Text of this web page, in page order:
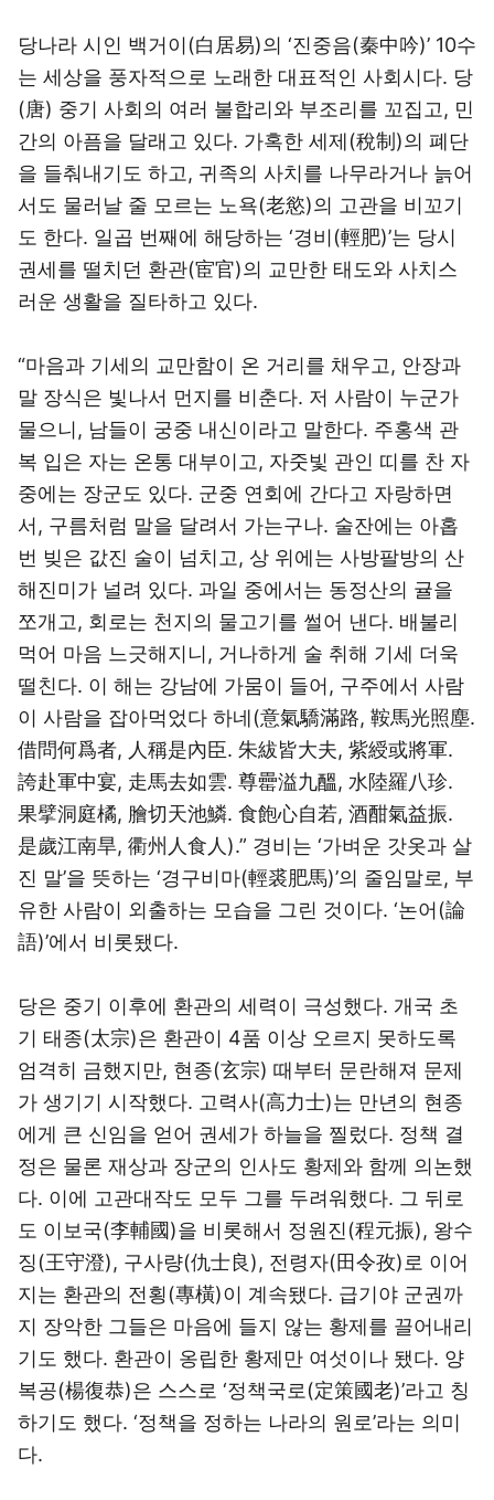
당나라 시인 백거이(白居易)의 ‘진중음(秦中吟)’ 10수
는 세상을 풍자적으로 노래한 대표적인 사회시다. 당
(唐) 중기 사회의 여러 불합리와 부조리를 꼬집고, 민
간의 아픔을 달래고 있다. 가혹한 세제(稅制)의 폐단
을 들춰내기도 하고, 귀족의 사치를 나무라거나 늙어
서도 물러날 줄 모르는 노욕(老慾)의 고관을 비꼬기
도 한다. 일곱 번째에 해당하는 ‘경비(輕肥)’는 당시
권세를 떨치던 환관(宦官)의 교만한 태도와 사치스
러운 생활을 질타하고 있다.
“마음과 기세의 교만함이 온 거리를 채우고, 안장과
말 장식은 빛나서 먼지를 비춘다. 저 사람이 누군가
물으니, 남들이 궁중 내신이라고 말한다. 주홍색 관
복 입은 자는 온통 대부이고, 자줏빛 관인 띠를 찬 자
중에는 장군도 있다. 군중 연회에 간다고 자랑하면
서, 구름처럼 말을 달려서 가는구나. 술잔에는 아홉
번 빚은 값진 술이 넘치고, 상 위에는 사방팔방의 산
해진미가 널려 있다. 과일 중에서는 동정산의 귤을
쪼개고, 회로는 천지의 물고기를 썰어 낸다. 배불리
먹어 마음 느긋해지니, 거나하게 술 취해 기세 더욱
떨친다. 이 해는 강남에 가뭄이 들어, 구주에서 사람
이 사람을 잡아먹었다 하네(意氣驕滿路, 鞍馬光照塵.
借問何爲者, 人稱是內臣. 朱紱皆大夫, 紫綬或將軍.
誇赴軍中宴, 走馬去如雲. 尊罍溢九醞, 水陸羅八珍.
果擘洞庭橘, 膾切天池鱗. 食飽心自若, 酒酣氣益振.
是歲江南旱, 衢州人食人).” 경비는 ‘가벼운 갓옷과 살
진 말’을 뜻하는 ‘경구비마(輕裘肥馬)’의 줄임말로, 부
유한 사람이 외출하는 모습을 그린 것이다. ‘논어(論
語)’에서 비롯됐다.
당은 중기 이후에 환관의 세력이 극성했다. 개국 초
기 태종(太宗)은 환관이 4품 이상 오르지 못하도록
엄격히 금했지만, 현종(玄宗) 때부터 문란해져 문제
가 생기기 시작했다. 고력사(高力士)는 만년의 현종
에게 큰 신임을 얻어 권세가 하늘을 찔렀다. 정책 결
정은 물론 재상과 장군의 인사도 황제와 함께 의논했
다. 이에 고관대작도 모두 그를 두려워했다. 그 뒤로
도 이보국(李輔國)을 비롯해서 정원진(程元振), 왕수
징(王守澄), 구사량(仇士良), 전령자(田令孜)로 이어
지는 환관의 전횡(專橫)이 계속됐다. 급기야 군권까
지 장악한 그들은 마음에 들지 않는 황제를 끌어내리
기도 했다. 환관이 옹립한 황제만 여섯이나 됐다. 양
복공(楊復恭)은 스스로 ‘정책국로(定策國老)’라고 칭
하기도 했다. ‘정책을 정하는 나라의 원로’라는 의미
다.